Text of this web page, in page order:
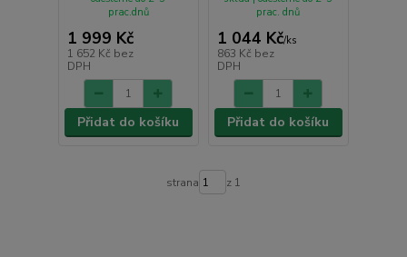
1 999 Kč
1 652 Kč bez
DPH
prac.dnů
Přidat do košíku
1 044 Kč/ks
863 Kč bez
DPH
prac. dnů
Přidat do košíku
strana z 1